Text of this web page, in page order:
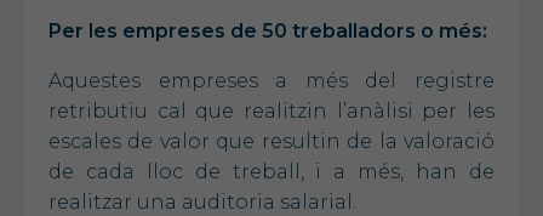
Per les empreses de 50 treballadors o més:
Aquestes empreses a més del registre
retributiu cal que realitzin l’anàlisi per les
escales de valor que resultin de la valoració
de cada lloc de treball, i a més, han de
realitzar una auditoria salarial.